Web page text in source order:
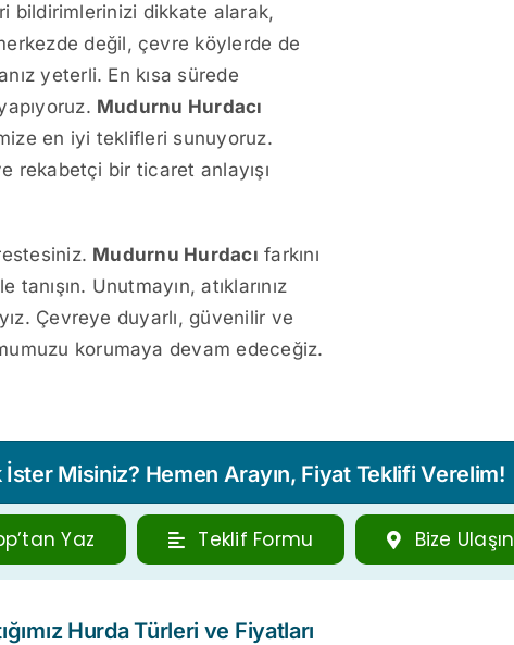
bildirimlerinizi dikkate alarak,
değil, çevre köylerde de
yeterli. En kısa sürede
Mudurnu Hurdacı
en iyi teklifleri sunuyoruz.
rekabetçi bir ticaret anlayışı
Mudurnu Hurdacı farkını
Unutmayın, atıklarınız
Çevreye duyarlı, güvenilir ve
korumaya devam edeceğiz.
İster Misiniz? Hemen Arayın, Fiyat Teklifi Verelim!
Yaz Teklif Formu Bize Ulaşın
Hurda Türleri ve Fiyatları